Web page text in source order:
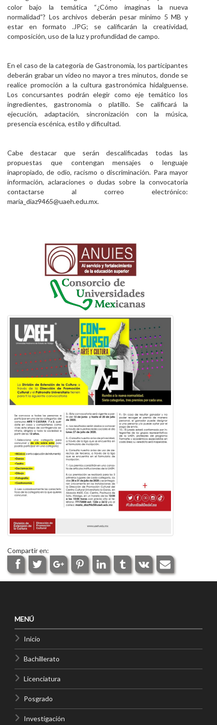
color bajo la temática “¿Cómo imaginas la nueva
normalidad”? Los archivos deberán pesar mínimo 5 MB y
estar en formato .JPG; se cali­ficarán la creatividad,
composición, uso de la luz y profundidad de campo.
En el caso de la categoría de Gastronomía, los participantes
deberán grabar un video no mayor a tres minutos, donde se
realice promoción a la cultura gastronómica hidalguense.
Los concursantes podrán elegir como eje temático los
ingredientes, gastronomía o platillo. Se cali­ficará la
ejecución, adaptación, sincronización con la música,
presencia escénica, estilo y di­ficultad.
Cabe destacar que serán descali­ficadas todas las
propuestas que contengan mensajes o lenguaje
inapropiado, de odio, racismo o discriminación. Para mayor
información, aclaraciones o dudas sobre la convocatoria
contactarse al correo electrónico:
maria_diaz9465@uaeh.edu.mx.
Compartir en:
MENÚ
Inicio
Bachillerato
Licenciatura
Posgrado
Investigación